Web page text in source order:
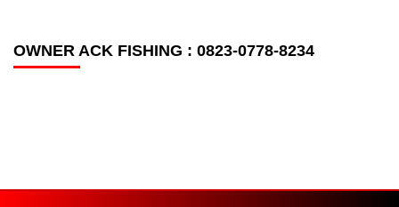
OWNER ACK FISHING : 0823-0778-8234